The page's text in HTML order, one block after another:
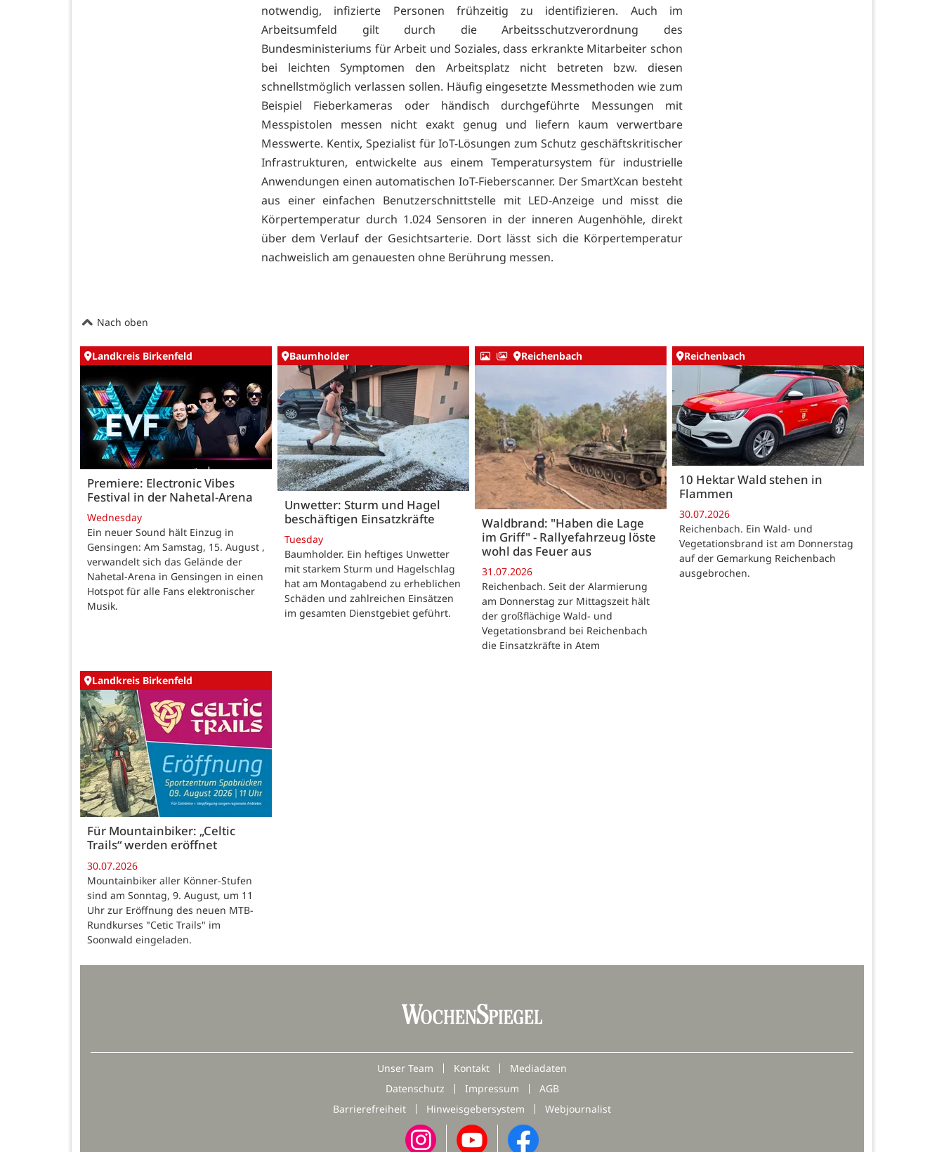
notwendig, infizierte Personen frühzeitig zu identifizieren. Auch im
Arbeitsumfeld gilt durch die Arbeitsschutzverordnung des
Bundesministeriums für Arbeit und Soziales, dass erkrankte Mitarbeiter schon
bei leichten Symptomen den Arbeitsplatz nicht betreten bzw. diesen
schnellstmöglich verlassen sollen. Häufig eingesetzte Messmethoden wie zum
Beispiel Fieberkameras oder händisch durchgeführte Messungen mit
Messpistolen messen nicht exakt genug und liefern kaum verwertbare
Messwerte. Kentix, Spezialist für IoT-Lösungen zum Schutz geschäftskritischer
Infrastrukturen, entwickelte aus einem Temperatursystem für industrielle
Anwendungen einen automatischen IoT-Fieberscanner. Der SmartXcan besteht
aus einer einfachen Benutzerschnittstelle mit LED-Anzeige und misst die
Körpertemperatur durch 1.024 Sensoren in der inneren Augenhöhle, direkt
über dem Verlauf der Gesichtsarterie. Dort lässt sich die Körpertemperatur
nachweislich am genauesten ohne Berührung messen.
Nach oben
Landkreis Birkenfeld
Premiere: Electronic Vibes
Festival in der Nahetal-Arena
Wednesday
Ein neuer Sound hält Einzug in
Gensingen: Am Samstag, 15. August ,
verwandelt sich das Gelände der
Nahetal-Arena in Gensingen in einen
Hotspot für alle Fans elektronischer
Musik.
Baumholder
Unwetter: Sturm und Hagel
beschäftigen Einsatzkräfte
Tuesday
Baumholder. Ein heftiges Unwetter
mit starkem Sturm und Hagelschlag
hat am Montagabend zu erheblichen
Schäden und zahlreichen Einsätzen
im gesamten Dienstgebiet geführt.
Reichenbach
Waldbrand: "Haben die Lage
im Griff" - Rallyefahrzeug löste
wohl das Feuer aus
31.07.2026
Reichenbach. Seit der Alarmierung
am Donnerstag zur Mittagszeit hält
der großflächige Wald- und
Vegetationsbrand bei Reichenbach
die Einsatzkräfte in Atem
Reichenbach
10 Hektar Wald stehen in
Flammen
30.07.2026
Reichenbach. Ein Wald- und
Vegetationsbrand ist am Donnerstag
auf der Gemarkung Reichenbach
ausgebrochen.
Landkreis Birkenfeld
Für Mountainbiker: „Celtic
Trails“ werden eröffnet
30.07.2026
Mountainbiker aller Könner-Stufen
sind am Sonntag, 9. August, um 11
Uhr zur Eröffnung des neuen MTB-
Rundkurses "Cetic Trails" im
Soonwald eingeladen.
Unser Team Kontakt
Mediadaten
Datenschutz
Impressum
AGB
Barrierefreiheit
Hinweisgebersystem Webjournalist